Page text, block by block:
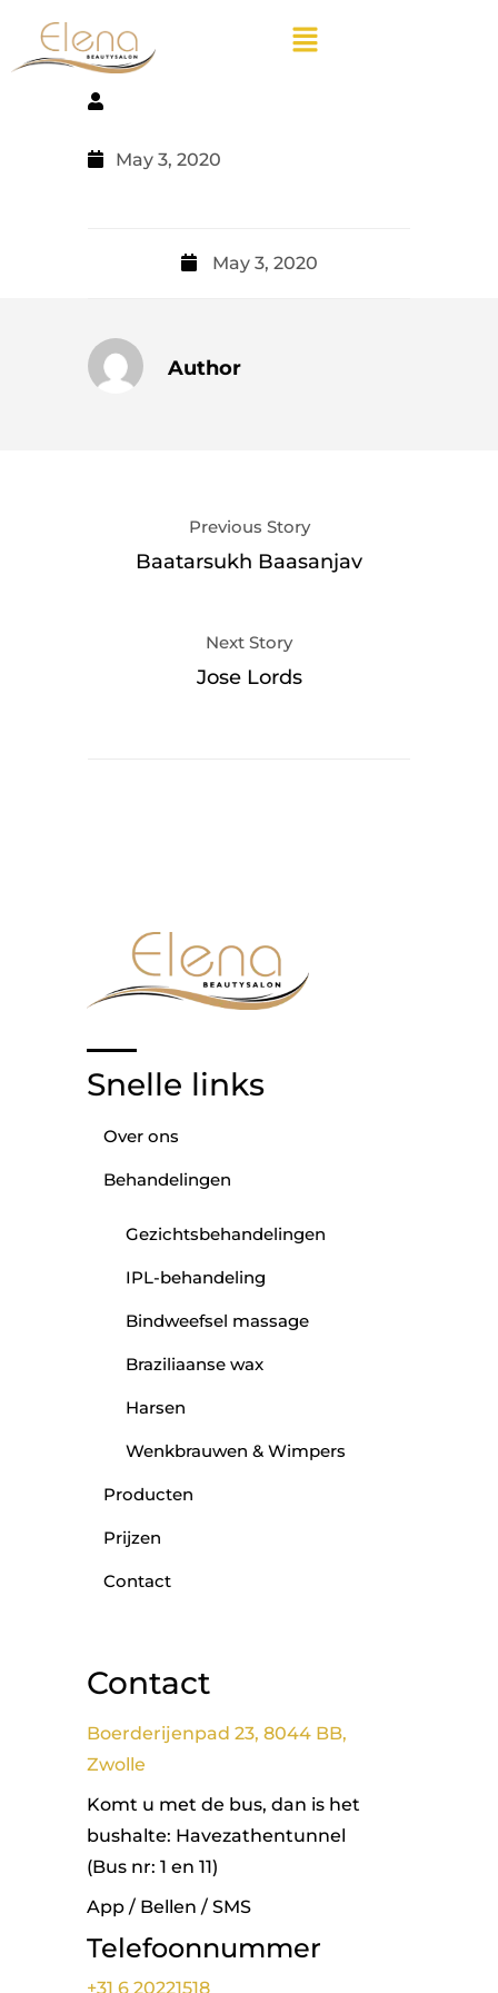
May 3, 2020
May 3, 2020
Author
Previous Story
Baatarsukh Baasanjav
Next Story
Jose Lords
Snelle links
Over ons
Behandelingen
Gezichtsbehandelingen
IPL-behandeling
Bindweefsel massage
Braziliaanse wax
Harsen
Wenkbrauwen & Wimpers
Producten
Prijzen
Contact
Contact
Boerderijenpad 23, 8044 BB,
Zwolle
Komt u met de bus, dan is het
bushalte: Havezathentunnel
(Bus nr: 1 en 11)
App / Bellen / SMS
Telefoonnummer
+31 6 20221518